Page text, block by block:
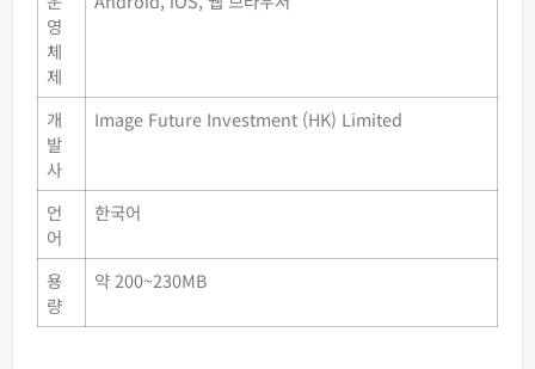
영
체
제
개
발
사
Image Future Investment (HK) Limited
언
어
한국어
용
량
약 200~230MB